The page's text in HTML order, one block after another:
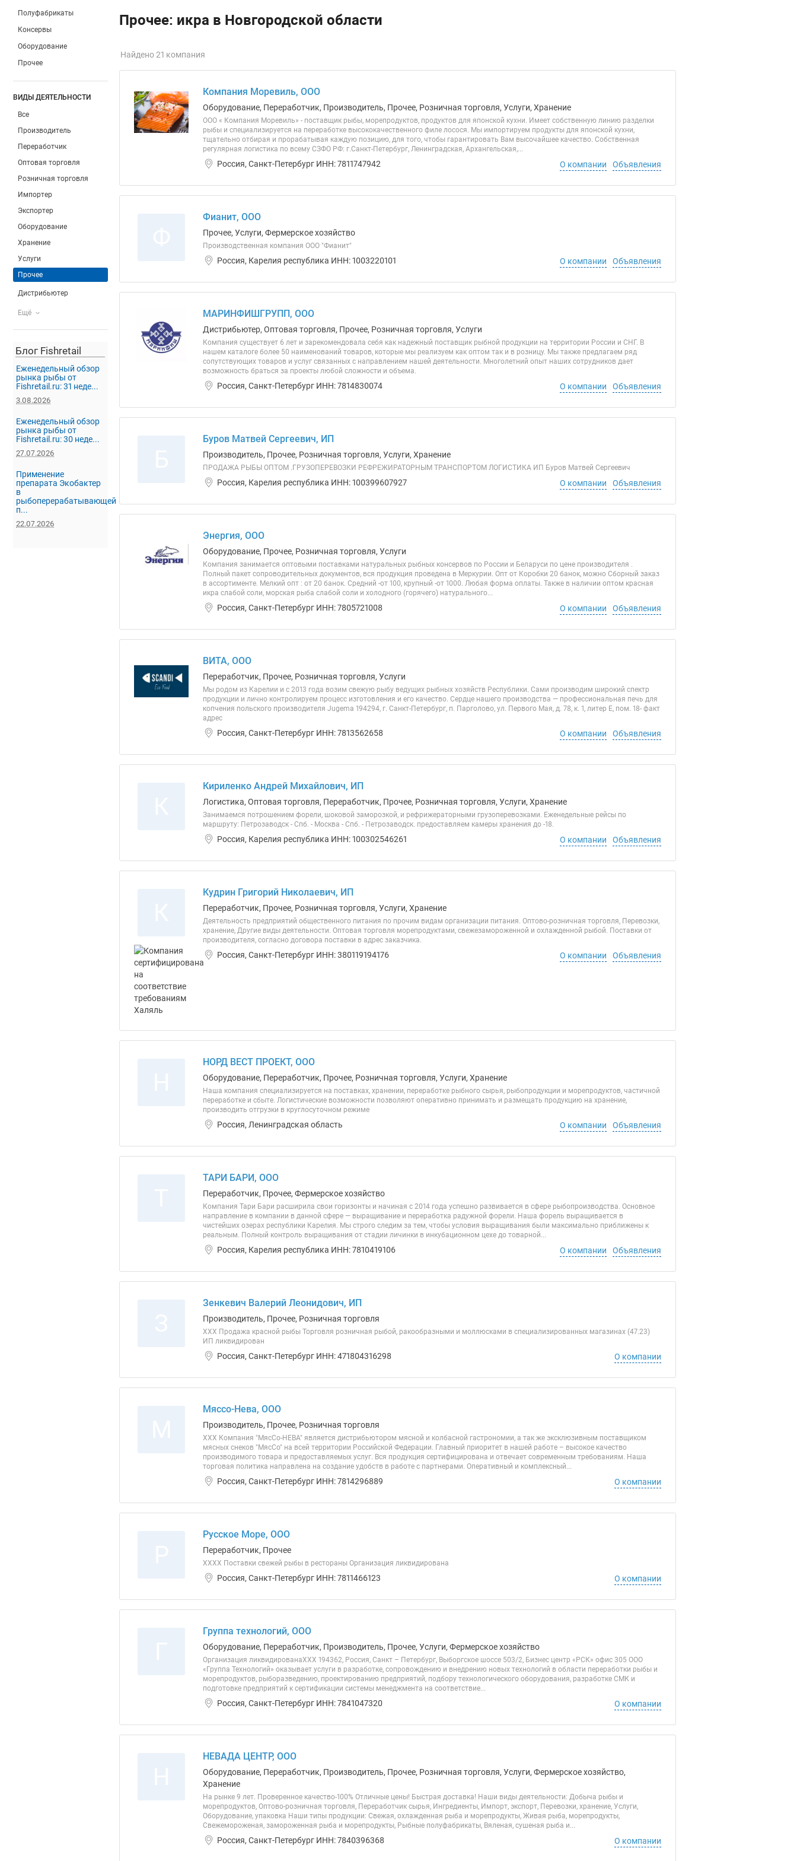
Полуфабрикаты
Консервы
Оборудование
Прочее
ВИДЫ ДЕЯТЕЛЬНОСТИ
Все
Производитель
Переработчик
Оптовая торговля
Розничная торговля
Импортер
Экспортер
Оборудование
Хранение
Услуги
Прочее
Дистрибьютер
Ещё
Блог Fishretail
Еженедельный обзор
рынка рыбы от
Fishretail.ru: 31 неде...
3.08.2026
Еженедельный обзор
рынка рыбы от
Fishretail.ru: 30 неде...
27.07.2026
Применение
препарата Экобактер
в
рыбоперерабатывающей
п...
22.07.2026
Прочее: икра в Новгородской области
Найдено 21 компания
Компания Моревиль, ООО
Оборудование, Переработчик, Производитель, Прочее, Розничная торговля, Услуги, Хранение
ООО « Компания Моревиль» - поставщик рыбы, морепродуктов, продуктов для японской кухни. Имеет собственную линию разделки
рыбы и специализируется на переработке высококачественного филе лосося. Мы импортируем продукты для японской кухни,
тщательно отбирая и прорабатывая каждую позицию, для того, чтобы гарантировать Вам высочайшее качество. Собственная
регулярная логистика по всему СЗФО РФ: г.Санкт-Петербург, Ленинградская, Архангельская,...
Россия, Санкт-Петербург ИНН: 7811747942 О компании Объявления
Фианит, ООО
Прочее, Услуги, Фермерское хозяйство
Производственная компания ООО "Фианит"
Россия, Карелия республика ИНН: 1003220101 О компании Объявления
МАРИНФИШГРУПП, ООО
Дистрибьютер, Оптовая торговля, Прочее, Розничная торговля, Услуги
Компания существует 6 лет и зарекомендовала себя как надежный поставщик рыбной продукции на территории России и СНГ. В
нашем каталоге более 50 наименований товаров, которые мы реализуем как оптом так и в розницу. Мы также предлагаем ряд
сопутствующих товаров и услуг связанных с направлением нашей деятельности. Многолетний опыт наших сотрудников дает
возможность браться за проекты любой сложности и объема.
Россия, Санкт-Петербург ИНН: 7814830074 О компании Объявления
Буров Матвей Сергеевич, ИП
Производитель, Прочее, Розничная торговля, Услуги, Хранение
ПРОДАЖА РЫБЫ ОПТОМ .ГРУЗОПЕРЕВОЗКИ РЕФРЕЖИРАТОРНЫМ ТРАНСПОРТОМ ЛОГИСТИКА ИП Буров Матвей Сергеевич
Россия, Карелия республика ИНН: 100399607927 О компании Объявления
Энергия, ООО
Оборудование, Прочее, Розничная торговля, Услуги
Компания занимается оптовыми поставками натуральных рыбных консервов по России и Беларуси по цене производителя .
Полный пакет сопроводительных документов, вся продукция проведена в Меркурии. Опт от Коробки 20 банок, можно Сборный заказ
в ассортименте. Мелкий опт : от 20 банок. Средний -от 100, крупный -от 1000. Любая форма оплаты. Также в наличии оптом красная
икра слабой соли, морская рыба слабой соли и холодного (горячего) натурального...
Россия, Санкт-Петербург ИНН: 7805721008 О компании Объявления
ВИТА, ООО
Переработчик, Прочее, Розничная торговля, Услуги
Мы родом из Карелии и с 2013 года возим свежую рыбу ведущих рыбных хозяйств Республики. Сами производим широкий спектр
продукции и лично контролируем процесс изготовления и его качество. Сердце нашего производства — профессиональная печь для
копчения польского производителя Jugema 194294, г. Санкт-Петербург, п. Парголово, ул. Первого Мая, д. 78, к. 1, литер Е, пом. 18- факт
адрес
Россия, Санкт-Петербург ИНН: 7813562658 О компании Объявления
Кириленко Андрей Михайлович, ИП
Логистика, Оптовая торговля, Переработчик, Прочее, Розничная торговля, Услуги, Хранение
Занимаемся потрошением форели, шоковой заморозкой, и рефрижераторными грузоперевозками. Еженедельные рейсы по
маршруту: Петрозаводск - Спб. - Москва - Спб. - Петрозаводск. предоставляем камеры хранения до -18.
Россия, Карелия республика ИНН: 100302546261 О компании Объявления
Кудрин Григорий Николаевич, ИП
Переработчик, Прочее, Розничная торговля, Услуги, Хранение
Деятельность предприятий общественного питания по прочим видам организации питания. Оптово-розничная торговля, Перевозки,
хранение, Другие виды деятельности. Оптовая торговля морепродуктами, свежезамороженной и охлажденной рыбой. Поставки от
производителя, согласно договора поставки в адрес заказчика.
Россия, Санкт-Петербург ИНН: 380119194176 О компании Объявления
НОРД ВЕСТ ПРОЕКТ, ООО
Оборудование, Переработчик, Прочее, Розничная торговля, Услуги, Хранение
Наша компания специализируется на поставках, хранении, переработке рыбного сырья, рыбопродукции и морепродуктов, частичной
переработке и сбыте. Логистические возможности позволяют оперативно принимать и размещать продукцию на хранение,
производить отгрузки в круглосуточном режиме
Россия, Ленинградская область О компании Объявления
ТАРИ БАРИ, ООО
Переработчик, Прочее, Фермерское хозяйство
Компания Тари Бари расширила свои горизонты и начиная с 2014 года успешно развивается в сфере рыбопроизводства. Основное
направление в компании в данной сфере — выращивание и переработка радужной форели. Наша форель выращивается в
чистейших озерах республики Карелия. Мы строго следим за тем, чтобы условия выращивания были максимально приближены к
реальным. Полный контроль выращивания от стадии личинки в инкубационном цехе до товарной...
Россия, Карелия республика ИНН: 7810419106 О компании Объявления
Зенкевич Валерий Леонидович, ИП
Производитель, Прочее, Розничная торговля
ХХХ Продажа красной рыбы Торговля розничная рыбой, ракообразными и моллюсками в специализированных магазинах (47.23)
ИП ликвидирован
Россия, Санкт-Петербург ИНН: 471804316298 О компании
Мяссо-Нева, ООО
Производитель, Прочее, Розничная торговля
ХХХ Компания "МясСо-НЕВА" является дистрибьютором мясной и колбасной гастрономии, а так же эксклюзивным поставщиком
мясных снеков "МясСо" на всей территории Российской Федерации. Главный приоритет в нашей работе – высокое качество
производимого товара и предоставляемых услуг. Вся продукция сертифицирована и отвечает современным требованиям. Наша
торговая политика направлена на создание удобств в работе с партнерами. Оперативный и комплексный...
Россия, Санкт-Петербург ИНН: 7814296889 О компании
Русское Море, ООО
Переработчик, Прочее
ХХХХ Поставки свежей рыбы в рестораны Организация ликвидирована
Россия, Санкт-Петербург ИНН: 7811466123 О компании
Группа технологий, ООО
Оборудование, Переработчик, Производитель, Прочее, Услуги, Фермерское хозяйство
Организация ликвидированаХХХ 194362, Россия, Санкт – Петербург, Выборгское шоссе 503/2, Бизнес центр «РСК» офис 305 ООО
«Группа Технологий» оказывает услуги в разработке, сопровождению и внедрению новых технологий в области переработки рыбы и
морепродуктов, рыборазведению, проектированию предприятий, подбору технологического оборудования, разработке СМК и
подготовке предприятий к сертификации системы менеджмента на соответствие...
Россия, Санкт-Петербург ИНН: 7841047320 О компании
НЕВАДА ЦЕНТР, ООО
Оборудование, Переработчик, Производитель, Прочее, Розничная торговля, Услуги, Фермерское хозяйство,
Хранение
На рынке 9 лет. Проверенное качество-100% Отличные цены! Быстрая доставка! Наши виды деятельности: Добыча рыбы и
морепродуктов, Оптово-розничная торговля, Переработчик сырья, Ингредиенты, Импорт, экспорт, Перевозки, хранение, Услуги,
Оборудование, упаковка Наши типы продукции: Свежая, охлажденная рыба и морепродукты, Живая рыба, морепродукты,
Свежемороженая, замороженная рыба и морепродукты, Рыбные полуфабрикаты, Вяленая, сушеная рыба и...
Россия, Санкт-Петербург ИНН: 7840396368 О компании